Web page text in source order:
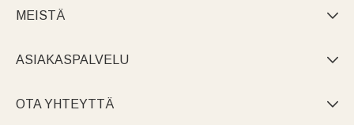
MEISTÄ 
ASIAKASPALVELU 
OTA YHTEYTTÄ 